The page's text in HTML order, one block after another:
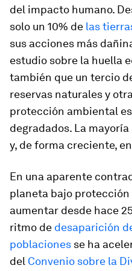
del impacto humano.
solo un 10% de las
sus acciones más
estudio sobre la huella
también que un tercio
reservas naturales y
protección ambiental
degradados. La
y, de forma creciente,
En una aparente
planeta bajo protección
aumentar desde hace
ritmo de desaparición
poblaciones se ha
del Convenio sobre la